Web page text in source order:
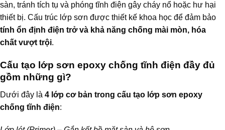
sàn, tránh tích tụ và phóng tĩnh điện gây cháy nổ hoặc hư hại
thiết bị. Cấu trúc lớp sơn được thiết kế khoa học để đảm bảo
tính ổn định điện trở và khả năng chống mài mòn, hóa
chất vượt trội.
Cấu tạo lớp sơn epoxy chống tĩnh điện đầy đủ
gồm những gì?
Dưới đây là 4 lớp cơ bản trong cấu tạo lớp sơn epoxy
chống tĩnh điện: